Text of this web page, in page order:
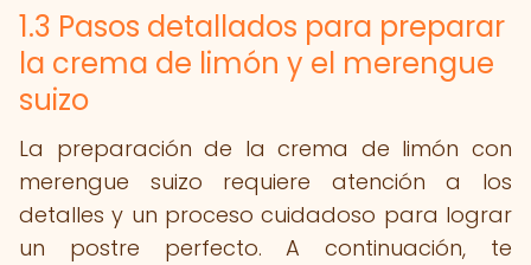
1.3 Pasos detallados para preparar
la crema de limón y el merengue
suizo
La preparación de la crema de limón con
merengue suizo requiere atención a los
detalles y un proceso cuidadoso para lograr
un postre perfecto. A continuación, te